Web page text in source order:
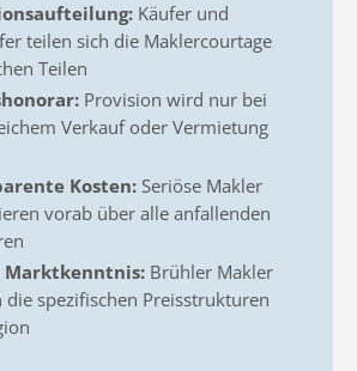
Käufer und
teilen sich die Maklercourtage
Teilen
Provision wird nur bei
Verkauf oder Vermietung
Kosten: Seriöse Makler
vorab über alle anfallenden
Marktkenntnis: Brühler Makler
die spezifischen Preisstrukturen